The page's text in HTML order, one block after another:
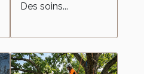
Des soins...